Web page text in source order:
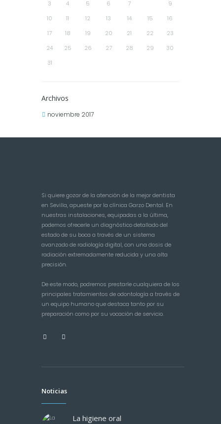
3 4 5 6 7
9
10
11 12 13 14 15
16
17
18 19 20 21 22
23
24
25 26 27 28 29
30
31
Archivos
noviembre 2017
Si quiere gozar de la atención de la mejor dentista
en Sevilla, apueste por la clínica Garzo Dental. En
nuestras instalaciones, equipadas a la última,
podemos ofrecerle un diagnóstico detallado del
estado de su boca a través de un sistema
avanzado de radiología digital, con una dosis de
radiación extremadamente reducida y una alta
precisión.
De este modo, podremos prestarle cualquiera de los
principales tratamientos de odontología a través de
un equipo humano que destaca tanto por su
preparación como por su vocación de servicio.
Noticias
La higiene oral